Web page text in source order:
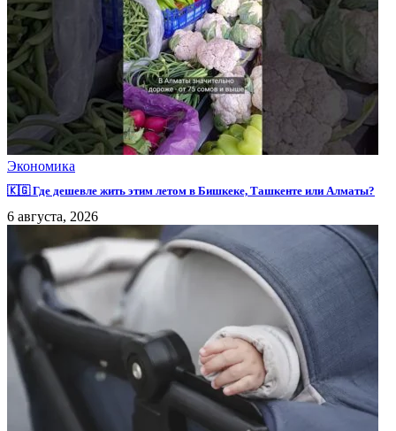
Экономика
🇰🇬 Где дешевле жить этим летом в Бишкеке, Ташкенте или Алматы?
6 августа, 2026